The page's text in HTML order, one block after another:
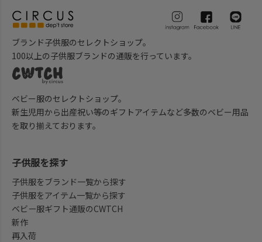
ブランド子供服のセレクトショップ。
100以上の子供服ブランドの通販を行っています。
ベビー服のセレクトショップ。
新生児用から出産祝い等のギフトアイテムなど多数のベビー用品
を取り揃えております。
子供服を探す
子供服をブランド一覧から探す
子供服をアイテム一覧から探す
ベビー服ギフト通販のCWTCH
新作
再入荷